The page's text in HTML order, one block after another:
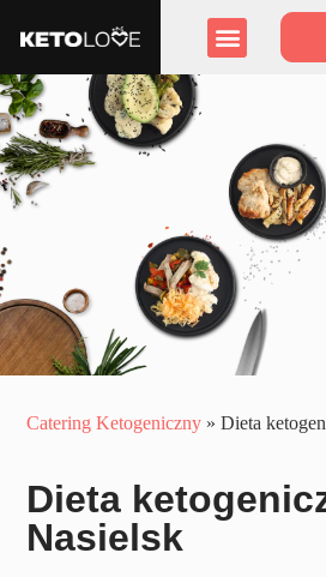
Catering Ketogeniczny »Dieta
Dieta
Nasielsk